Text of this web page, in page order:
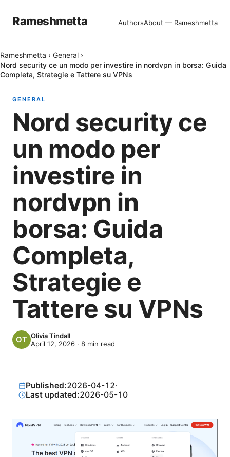
Rameshmetta AuthorsAbout — Rameshmetta
Rameshmetta › General ›
Nord security ce un modo per investire in nordvpn in borsa: Guida
Completa, Strategie e Tattere su VPNs
GENERAL
Nord security ce
un modo per
investire in
nordvpn in
borsa: Guida
Completa,
Strategie e
Tattere su VPNs
Olivia Tindall
April 12, 2026 · 8 min read
Published:2026-04-12·
Last updated:2026-05-10